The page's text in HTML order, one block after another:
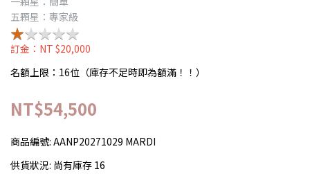
五顆星：專家級
★★★★★
★★★★★
訂金：NT $20,000
名額上限：16位（庫存不足時即為額滿！！）
NT$54,500
商品編號: AANP20271029 MARDI
供貨狀況: 尚有庫存 16